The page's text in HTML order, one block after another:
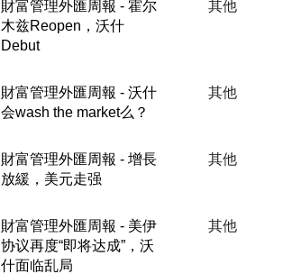
財富管理外匯周報 - 霍尔
木兹Reopen，沃什
Debut
其他
財富管理外匯周報 - 沃什
会wash the market么？
其他
財富管理外匯周報 - 增長
放緩，美元走强
其他
財富管理外匯周報 - 美伊
协议再度“即将达成”，沃
什面临乱局
其他